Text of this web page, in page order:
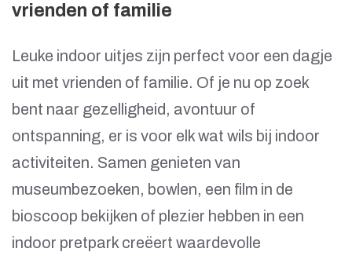
vrienden of familie
Leuke indoor uitjes zijn perfect voor een dagje
uit met vrienden of familie. Of je nu op zoek
bent naar gezelligheid, avontuur of
ontspanning, er is voor elk wat wils bij indoor
activiteiten. Samen genieten van
museumbezoeken, bowlen, een film in de
bioscoop bekijken of plezier hebben in een
indoor pretpark creëert waardevolle